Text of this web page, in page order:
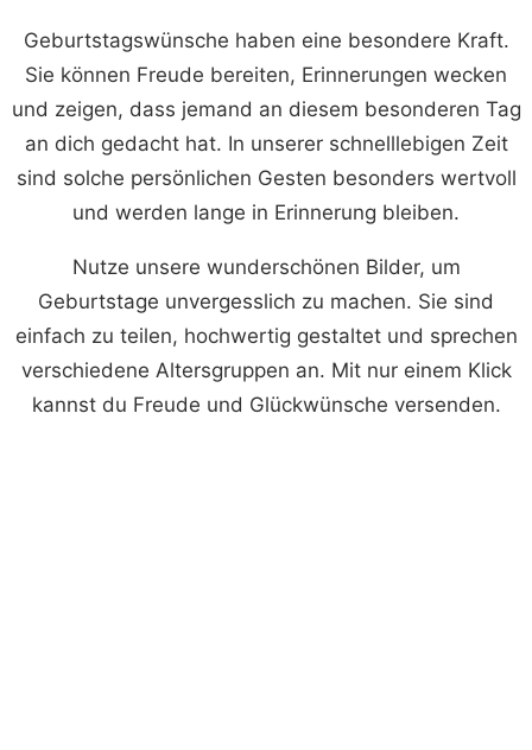
Geburtstagswünsche haben eine besondere Kraft.
Sie können Freude bereiten, Erinnerungen wecken
und zeigen, dass jemand an diesem besonderen Tag
an dich gedacht hat. In unserer schnelllebigen Zeit
sind solche persönlichen Gesten besonders wertvoll
und werden lange in Erinnerung bleiben.
Nutze unsere wunderschönen Bilder, um
Geburtstage unvergesslich zu machen. Sie sind
einfach zu teilen, hochwertig gestaltet und sprechen
verschiedene Altersgruppen an. Mit nur einem Klick
kannst du Freude und Glückwünsche versenden.